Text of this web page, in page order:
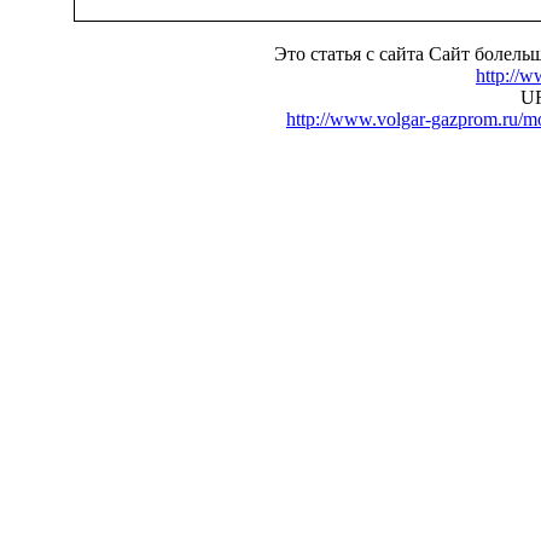
Это статья с сайта Сайт
http://
http://www.volgar-gazprom.ru/